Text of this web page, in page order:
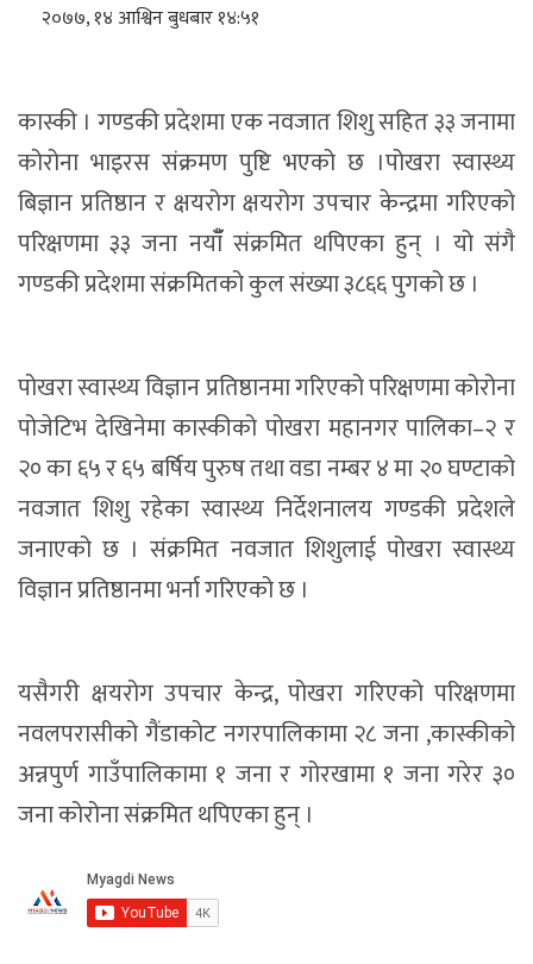
२०७७, १४ आश्विन बुधबार १४:५१
कास्की । गण्डकी प्रदेशमा एक नवजात शिशु सहित ३३ जनामा
कोरोना भाइरस संक्रमण पुष्टि भएको छ ।पोखरा स्वास्थ्य
बिज्ञान प्रतिष्ठान र क्षयरोग क्षयरोग उपचार केन्द्रमा गरिएको
परिक्षणमा ३३ जना नयाँँ संक्रमित थपिएका हुन् । यो संगै
गण्डकी प्रदेशमा संक्रमितको कुल संख्या ३८६६ पुगको छ ।
पोखरा स्वास्थ्य विज्ञान प्रतिष्ठानमा गरिएको परिक्षणमा कोरोना
पोजेटिभ देखिनेमा कास्कीको पोखरा महानगर पालिका–२ र
२० का ६५ र ६५ बर्षिय पुरुष तथा वडा नम्बर ४ मा २० घण्टाको
नवजात शिशु रहेका स्वास्थ्य निर्देशनालय गण्डकी प्रदेशले
जनाएको छ । संक्रमित नवजात शिशुलाई पोखरा स्वास्थ्य
विज्ञान प्रतिष्ठानमा भर्ना गरिएको छ ।
यसैगरी क्षयरोग उपचार केन्द्र, पोखरा गरिएको परिक्षणमा
नवलपरासीको गैंडाकोट नगरपालिकामा २८ जना ,कास्कीको
अन्नपुर्ण गाउँपालिकामा १ जना र गोरखामा १ जना गरेर ३०
जना कोरोना संक्रमित थपिएका हुन् ।